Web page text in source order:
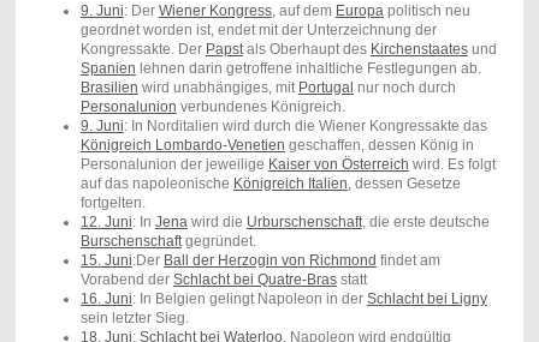
9. Juni: Der Wiener Kongress, auf dem Europa politisch neu
geordnet worden ist, endet mit der Unterzeichnung der
Kongressakte. Der Papstals Oberhaupt des Kirchenstaatesund
Spanien lehnen darin getroffene inhaltliche Festlegungen ab.
Brasilien wird unabhängiges, mit Portugal nur noch durch
Personalunion verbundenes Königreich.
9. Juni: In Norditalien wird durch die Wiener Kongressakte das
Königreich Lombardo-Venetien geschaffen, dessen König in
Personalunion der jeweilige Kaiser von Österreich wird. Es folgt
auf das napoleonische Königreich Italien , dessen Gesetze
fortgelten.
12. Juni: In Jena wird die Urburschenschaft, die erste deutsche
Burschenschaftgegründet.
15. Juni:Der Ball der Herzogin von Richmond findet am
Vorabend der Schlacht bei Quatre-Brasstatt
16. Juni: In Belgien gelingt Napoleon in der Schlacht bei Ligny
sein letzter Sieg.
18. Juni: Schlacht bei Waterloo. Napoleon wird endgültig